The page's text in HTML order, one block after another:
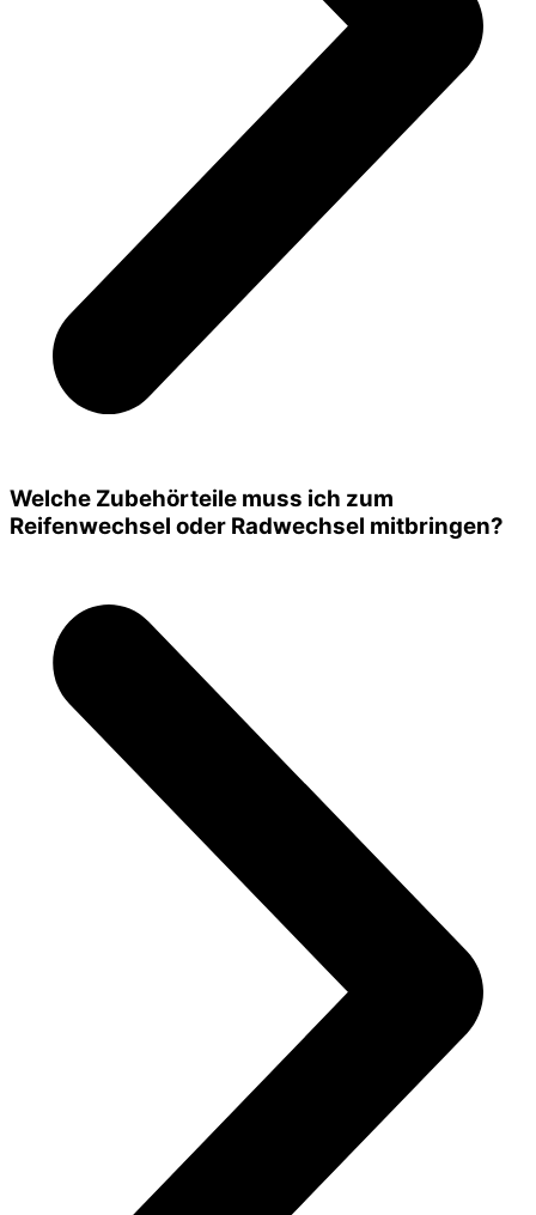
Welche Zubehörteile muss ich zum
Reifenwechsel oder Radwechsel mitbringen?